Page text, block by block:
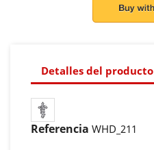
Detalles del producto
Referencia WHD_211